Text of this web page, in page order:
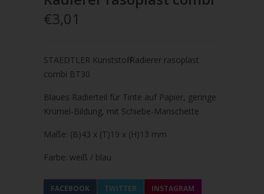
€3,01
STAEDTLER Kunststoff-Radierer rasoplast
combi BT30
Blaues Radierteil für Tinte auf Papier, geringe
Krümel-Bildung, mit Schiebe-Manschette
Maße: (B)43 x (T)19 x (H)13 mm
Farbe: weiß / blau
FACEBOOK TWITTER INSTAGRAM